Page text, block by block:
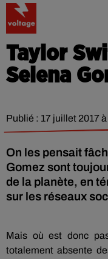
Taylor
Selena
Publié : 17 juillet 2017
On les pensait
Gomez sont
de la planète, en
sur les réseaux
Mais où est donc
totalement absente